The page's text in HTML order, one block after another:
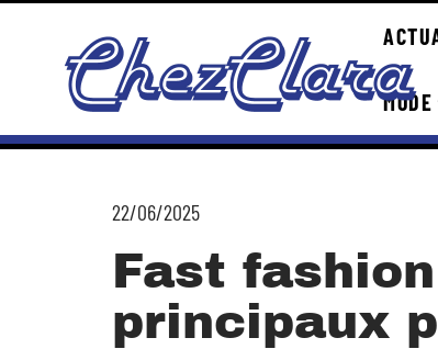
MODE
22/06/2025
Fast
principaux